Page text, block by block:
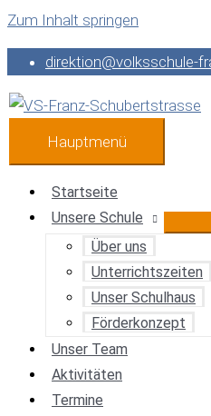
Zum Inhalt springen
direktion@volksschule-
Hauptmenü
Startseite
Unsere Schule
Über uns
Unterrichtszeiten
Unser Schulhaus
Förderkonzept
Unser Team
Aktivitäten
Termine